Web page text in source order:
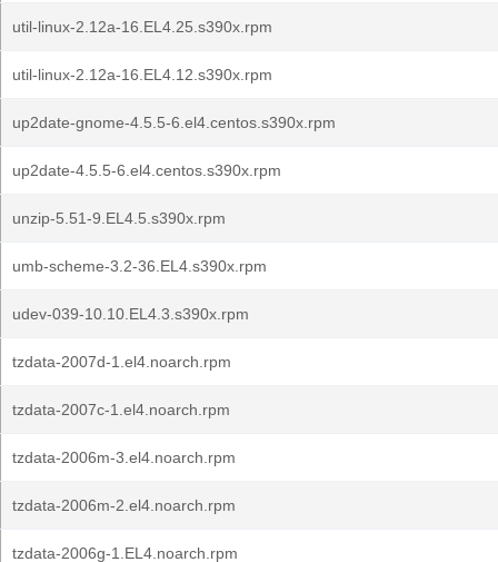
util-linux-2.12a-16.EL4.25.s390x.rpm
util-linux-2.12a-16.EL4.12.s390x.rpm
up2date-gnome-4.5.5-6.el4.centos.s390x.rpm
up2date-4.5.5-6.el4.centos.s390x.rpm
unzip-5.51-9.EL4.5.s390x.rpm
umb-scheme-3.2-36.EL4.s390x.rpm
udev-039-10.10.EL4.3.s390x.rpm
tzdata-2007d-1.el4.noarch.rpm
tzdata-2007c-1.el4.noarch.rpm
tzdata-2006m-3.el4.noarch.rpm
tzdata-2006m-2.el4.noarch.rpm
tzdata-2006g-1.EL4.noarch.rpm